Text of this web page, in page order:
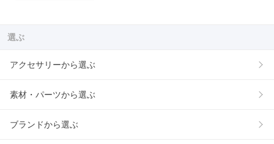
選ぶ
アクセサリーから選ぶ
素材・パーツから選ぶ
ブランドから選ぶ